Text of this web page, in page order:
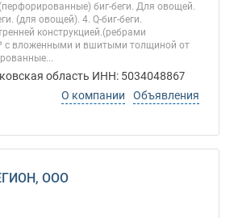
биг-беги. Для овощей.
(для овощей). 4. Q-биг-беги.
конструкцией.(ребрами
с вложенными и вшитыми толщиной от
область ИНН: 5034048867
О компании
Объявления
ООО